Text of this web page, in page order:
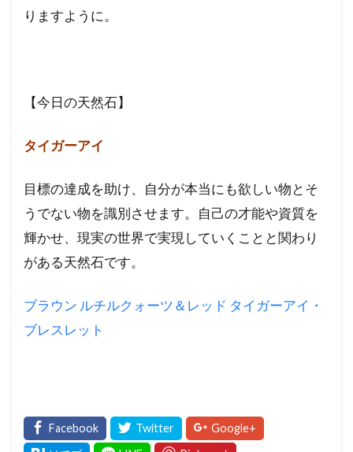
りますように。
【今日の天然石】
タイガーアイ
目標の達成を助け、自分が本当にも欲しい物とそ
うでない物を識別させます。自己の才能や資質を
輝かせ、現実の世界で実現していくことと関わり
がある天然石です。
ブラウン ルチルクォーツ＆レッド タイガーアイ・
ブレスレット